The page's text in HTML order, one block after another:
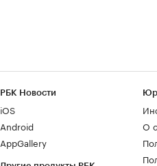
РБК Новости
iOS
Android
AppGallery
О